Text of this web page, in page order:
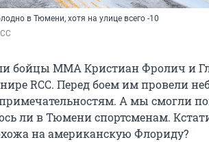
в Тюмени, хотя на улице всего -10
бойцы ММА Кристиан Фролич и
RCC. Перед боем им провели
А мы смогли
ли в Тюмени спортсменам.
на американскую Флориду?